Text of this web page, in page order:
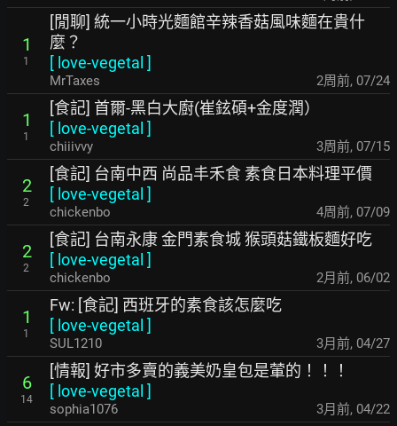
1
1
[閒聊] 統一小時光麵館辛辣香菇風味麵在貴什
麼？
[ love-vegetal ]
MrTaxes 2周前, 07/24
1
1
[食記] 首爾-黑白大廚(崔鉉碩+金度潤）
[ love-vegetal ]
chiiivvy 3周前, 07/15
2
2
[食記] 台南中西 尚品丰禾食 素食日本料理平價
[ love-vegetal ]
chickenbo 4周前, 07/09
2
2
[食記] 台南永康 金門素食城 猴頭菇鐵板麵好吃
[ love-vegetal ]
chickenbo 2月前, 06/02
1
1
Fw: [食記] 西班牙的素食該怎麼吃
[ love-vegetal ]
SUL1210 3月前, 04/27
6
14
[情報] 好市多賣的義美奶皇包是葷的！！！
[ love-vegetal ]
sophia1076 3月前, 04/22